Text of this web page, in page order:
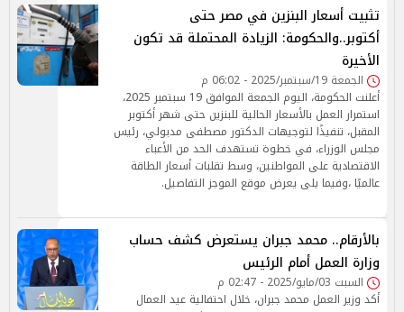
تثبيت أسعار البنزين في مصر حتى
أكتوبر..والحكومة: الزيادة المحتملة قد تكون
الأخيرة
الجمعة 19/سبتمبر/2025 - 06:02 م
أعلنت الحكومة، اليوم الجمعة الموافق 19 سبتمبر 2025،
استمرار العمل بالأسعار الحالية للبنزين حتى شهر أكتوبر
المقبل، تنفيذًا لتوجيهات الدكتور مصطفى مدبولي، رئيس
مجلس الوزراء، في خطوة تستهدف الحد من الأعباء
الاقتصادية على المواطنين، وسط تقلبات أسعار الطاقة
عالميًا ،وفيما يلى يعرض موقع الموجز التفاصيل.
بالأرقام.. محمد جبران يستعرض كشف حساب
وزارة العمل أمام الرئيس
السبت 03/مايو/2025 - 02:47 م
أكد وزير العمل محمد جبران، خلال احتفالية عيد العمال